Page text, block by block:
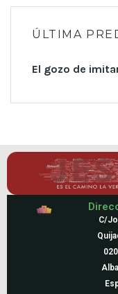
ÚLTIMA
El gozo de
C/